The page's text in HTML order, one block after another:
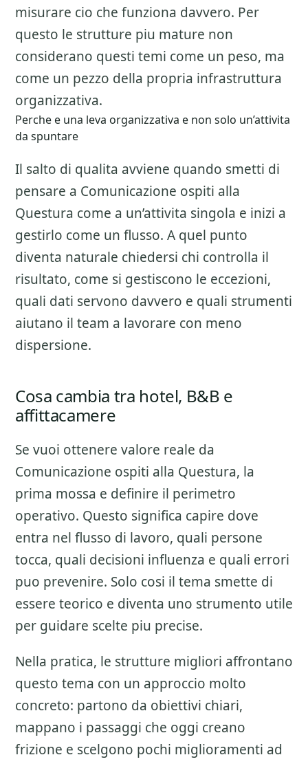
misurare cio che funziona davvero. Per
questo le strutture piu mature non
considerano questi temi come un peso, ma
come un pezzo della propria infrastruttura
organizzativa.
Perche e una leva organizzativa e non solo un’attivita
da spuntare
Il salto di qualita avviene quando smetti di
pensare a Comunicazione ospiti alla
Questura come a un’attivita singola e inizi a
gestirlo come un flusso. A quel punto
diventa naturale chiedersi chi controlla il
risultato, come si gestiscono le eccezioni,
quali dati servono davvero e quali strumenti
aiutano il team a lavorare con meno
dispersione.
Cosa cambia tra hotel, B&B e
affittacamere
Se vuoi ottenere valore reale da
Comunicazione ospiti alla Questura, la
prima mossa e definire il perimetro
operativo. Questo significa capire dove
entra nel flusso di lavoro, quali persone
tocca, quali decisioni influenza e quali errori
puo prevenire. Solo cosi il tema smette di
essere teorico e diventa uno strumento utile
per guidare scelte piu precise.
Nella pratica, le strutture migliori affrontano
questo tema con un approccio molto
concreto: partono da obiettivi chiari,
mappano i passaggi che oggi creano
frizione e scelgono pochi miglioramenti ad